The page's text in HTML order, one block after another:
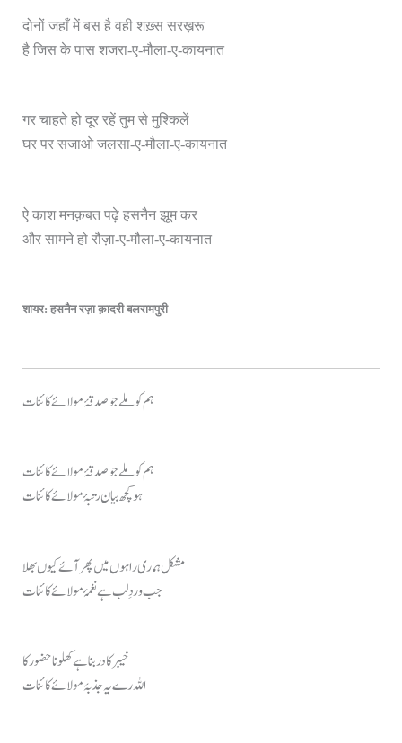
दोनों जहाँ में बस है वही शख़्स सरख़रू
है जिस के पास शजरा-ए-मौला-ए-कायनात
गर चाहते हो दूर रहें तुम से मुश्किलें
घर पर सजाओ जलसा-ए-मौला-ए-कायनात
ऐ काश मनक़बत पढ़े हसनैन झूम कर
और सामने हो रौज़ा-ए-मौला-ए-कायनात
शायर: हसनैन रज़ा क़ादरी बलरामपुरी
ہم کو ملے جو صدقۂ مولائے کائنات
ہم کو ملے جو صدقۂ مولائے کائنات
ہو کچھ بیان رتبۂ مولائے کائنات
مشکل ہماری راہوں میں پھر آئے کیوں بھلا
جب وردِ لب ہے نغمۂ مولائے کائنات
خیبر کا در بنا ہے کھلونا حضور کا
اللہ رے یہ جذبۂ مولائے کائنات